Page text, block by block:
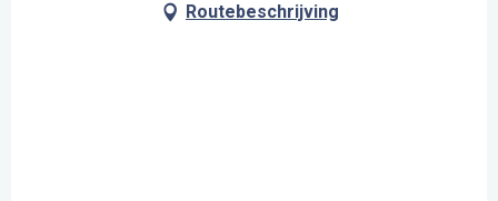
Routebeschrijving